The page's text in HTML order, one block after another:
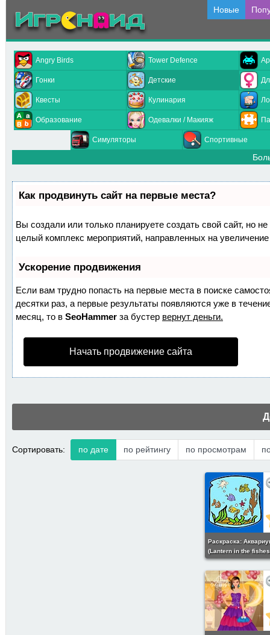
Новые
Angry Birds Tower Defence
Гонки Детские
Квесты Кулинария
Образование Одевалки / Макияж
Симуляторы Спортивные
Как продвинуть сайт на первые места?
Вы создали или только планируете создать свой сайт, но
целый комплекс мероприятий, направленных на
Ускорение продвижения
Если вам трудно попасть на первые места в поиске
десятки раз, а первые результаты появляются уже в
месяц, то в SeoHammer за бустер вернут деньги.
Начать продвижение сайта
Сортировать: по дате по рейтингу по просмотрам
Раскраска:
(Lantern in the fishes
coloring)